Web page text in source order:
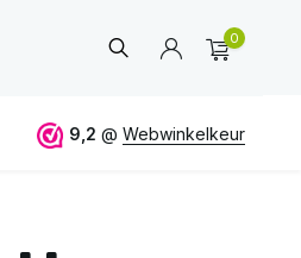
0
vanaf 50€ ALTIJDeerlijk
9,2 @ Webwinkelkeur